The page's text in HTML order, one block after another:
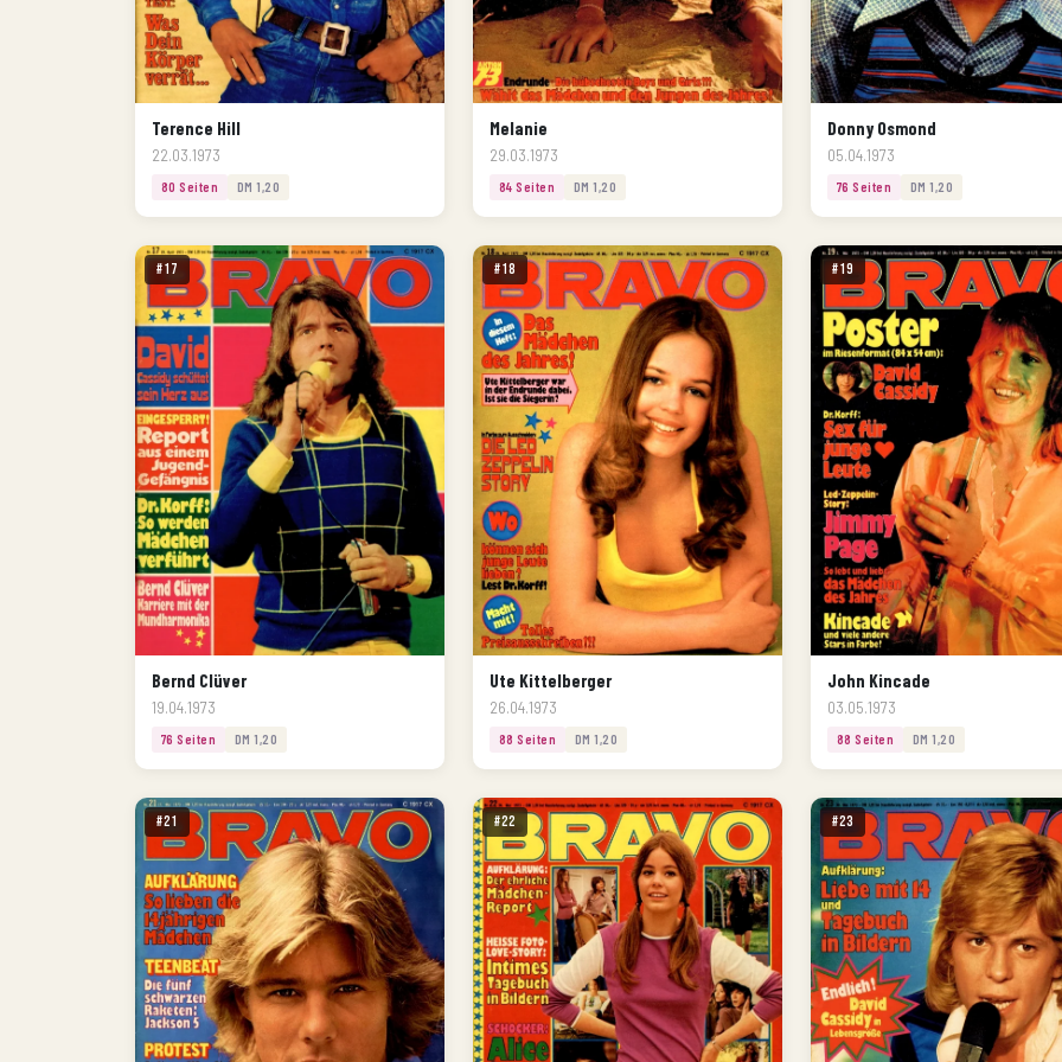
Terence Hill
22.03.1973
80 Seiten DM 1,20
Melanie
29.03.1973
84 Seiten DM 1,20
Donny Osmond
05.04.1973
76 Seiten DM 1,20
#17
Bernd Clüver
19.04.1973
76 Seiten DM 1,20
#18
Ute Kittelberger
26.04.1973
88 Seiten DM 1,20
#19
John Kincade
03.05.1973
88 Seiten DM 1,20
#21 #22 #23